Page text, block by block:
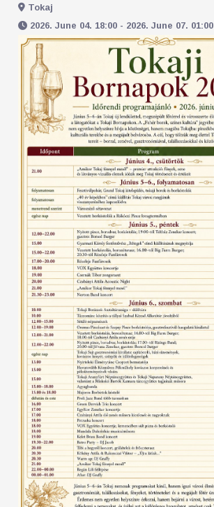
Tokaj
2026. June 04. 18:00 - 2026. June 07. 01:00